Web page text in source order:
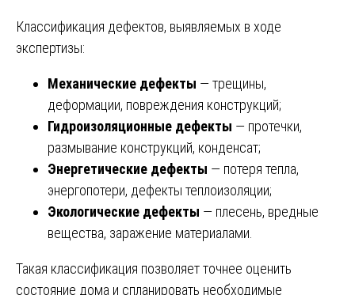
Классификация дефектов, выявляемых в ходе
экспертизы:
Механические дефекты — трещины,
деформации, повреждения конструкций;
Гидроизоляционные дефекты — протечки,
размывание конструкций, конденсат;
Энергетические дефекты — потеря тепла,
энергопотери, дефекты теплоизоляции;
Экологические дефекты — плесень, вредные
вещества, заражение материалами.
Такая классификация позволяет точнее оценить
состояние дома и спланировать необходимые